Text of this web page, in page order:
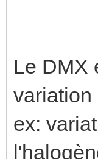
Le DMX
variation
ex: